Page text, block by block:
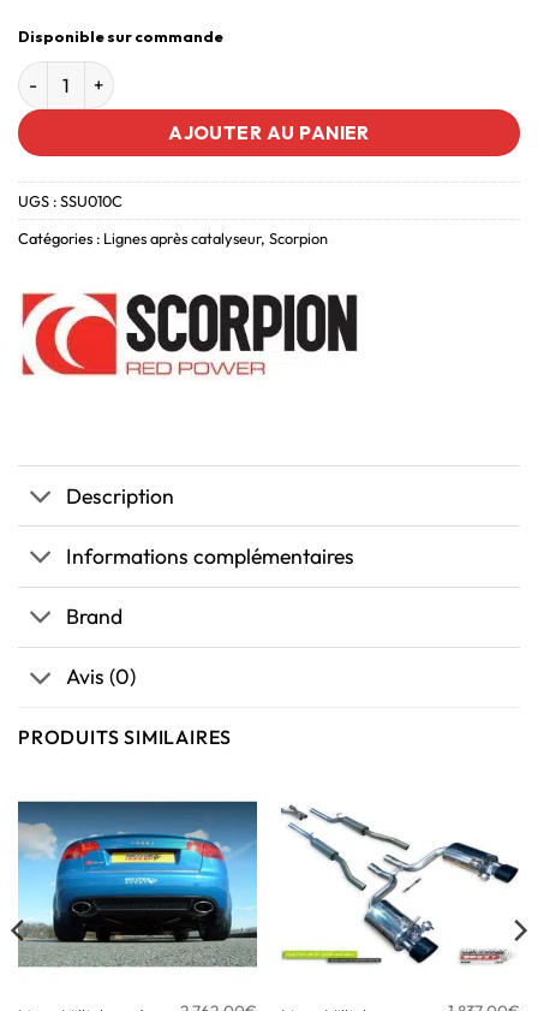
Disponible sur commande
AJOUTER AU PANIER
UGS :SSU010C
Catégories : Lignes après catalyseur, Scorpion
Description
Informations complémentaires
Brand
Avis (0)
PRODUITS SIMILAIRES